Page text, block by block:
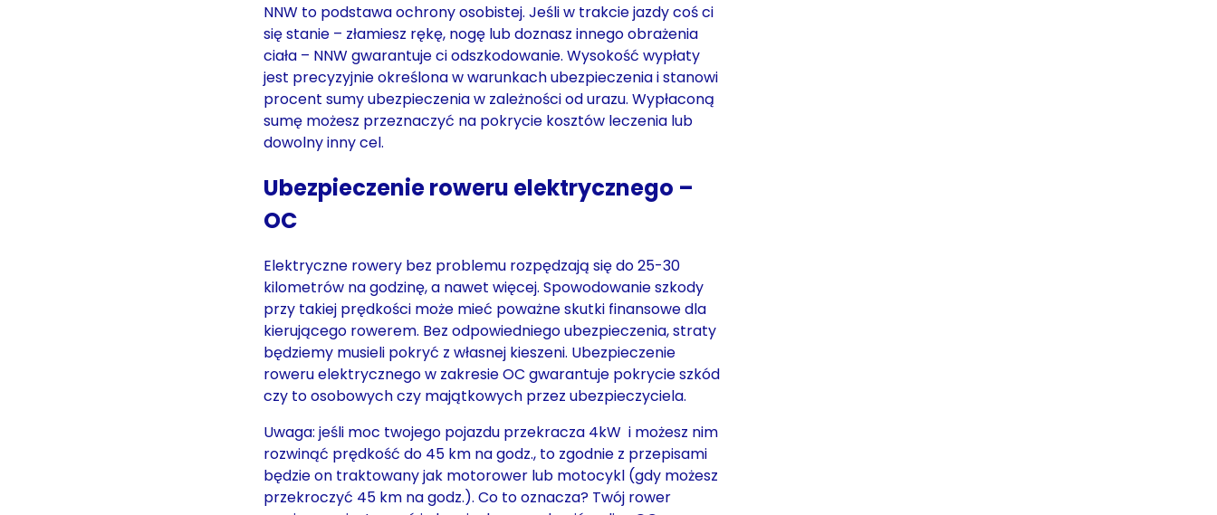
NNW to podstawa ochrony osobistej. Jeśli w trakcie jazdy coś ci
się stanie – złamiesz rękę, nogę lub doznasz innego obrażenia
ciała – NNW gwarantuje ci odszkodowanie. Wysokość wypłaty
jest precyzyjnie określona w warunkach ubezpieczenia i stanowi
procent sumy ubezpieczenia w zależności od urazu. Wypłaconą
sumę możesz przeznaczyć na pokrycie kosztów leczenia lub
dowolny inny cel.
Ubezpieczenie roweru elektrycznego –
OC
Elektryczne rowery bez problemu rozpędzają się do 25-30
kilometrów na godzinę, a nawet więcej. Spowodowanie szkody
przy takiej prędkości może mieć poważne skutki finansowe dla
kierującego rowerem. Bez odpowiedniego ubezpieczenia, straty
będziemy musieli pokryć z własnej kieszeni. Ubezpieczenie
roweru elektrycznego w zakresie OC gwarantuje pokrycie szkód
czy to osobowych czy majątkowych przez ubezpieczyciela.
Uwaga: jeśli moc twojego pojazdu przekracza 4kW i możesz nim
rozwinąć prędkość do 45 km na godz., to zgodnie z przepisami
będzie on traktowany jak motorower lub motocykl (gdy możesz
przekroczyć 45 km na godz.). Co to oznacza? Twój rower